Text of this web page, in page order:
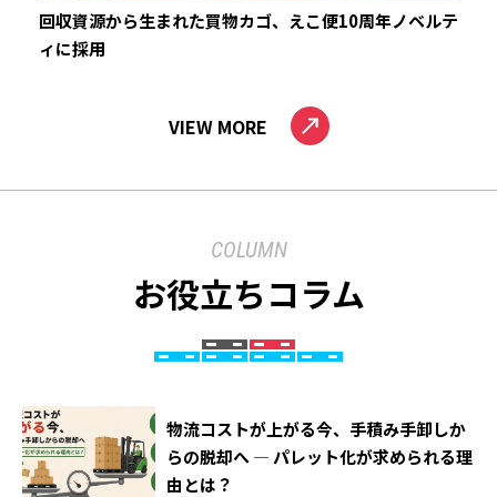
回収資源から生まれた買物カゴ、えこ便10周年ノベルテ
ィに採用
VIEW MORE
COLUMN
お役立ちコラム
物流コストが上がる今、手積み手卸しか
らの脱却へ ― パレット化が求められる理
由とは？